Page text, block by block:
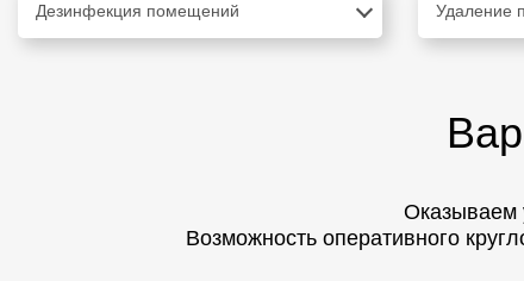
Дезинфекция помещений Удаление
Оказываем
Возможность оперативного